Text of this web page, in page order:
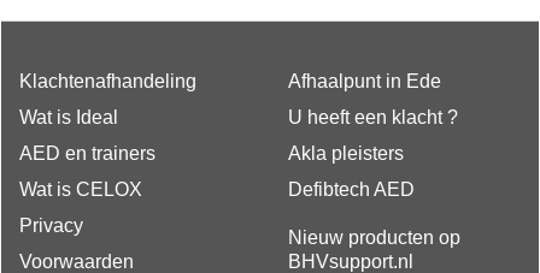
Klachtenafhandeling
Wat is Ideal
AED en trainers
Wat is CELOX
Privacy
Voorwaarden
Afhaalpunt in Ede
U heeft een klacht ?
Akla pleisters
Defibtech AED
Nieuw producten op
BHVsupport.nl